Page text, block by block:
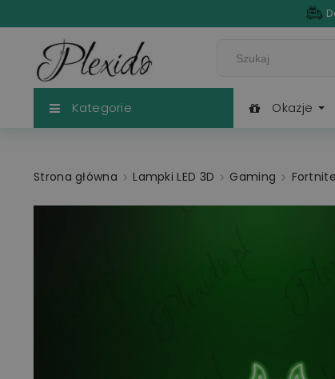
Kategorie Okazje
Strona główna Lampki LED 3D Gaming Fortnite